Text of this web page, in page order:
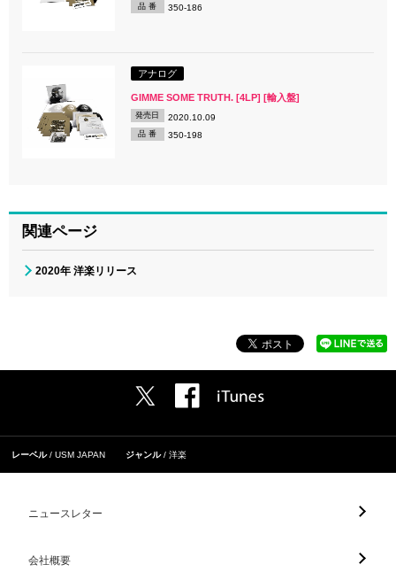
品 番 350-186
アナログ
GIMME SOME TRUTH. [4LP] [輸入盤]
発売日 2020.10.09
品 番 350-198
関連ページ
2020年 洋楽リリース
レーベル USM JAPAN ジャンル 洋楽
ニュースレター
会社概要